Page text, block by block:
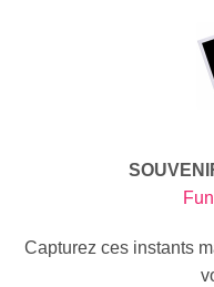
Capturez ces instants